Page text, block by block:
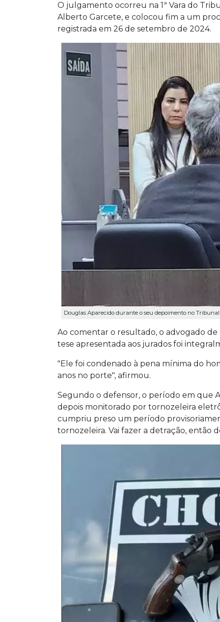
O julgamento ocorreu na 1ª Vara do
Alberto Garcete, e colocou fim a um
registrada em 26 de setembro de 2024.
Douglas Aparecido durante o seu depoimento no
Ao comentar o resultado, o advogado
tese apresentada aos jurados foi
"Ele foi condenado à pena mínima do
anos no porte", afirmou.
Segundo o defensor, o período em que
depois monitorado por tornozeleira
cumpriu preso um período
tornozeleira. Vai fazer a detração, então